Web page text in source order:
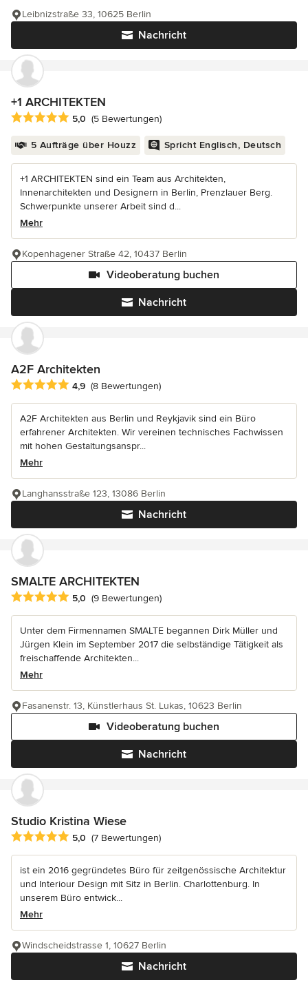
Nachricht
Leibnizstraße 33, 10625 Berlin
+1 ARCHITEKTEN
Durchschnittliche Bewertung: 5 von 5 Sternen
5,0 (5 Bewertungen)
5 Aufträge über Houzz Spricht Englisch, Deutsch
+1 ARCHITEKTEN sind ein Team aus Architekten,
Innenarchitekten und Designern in Berlin, Prenzlauer Berg.
Schwerpunkte unserer Arbeit sind d...
Mehr
Nachricht
Videoberatung buchen
Kopenhagener Straße 42, 10437 Berlin
A2F Architekten
Durchschnittliche Bewertung: 4.9 von 5 Sternen
4,9 (8 Bewertungen)
A2F Architekten aus Berlin und Reykjavik sind ein Büro
erfahrener Architekten. Wir vereinen technisches Fachwissen
mit hohen Gestaltungsanspr...
Mehr
Nachricht
Langhansstraße 123, 13086 Berlin
SMALTE ARCHITEKTEN
Durchschnittliche Bewertung: 5 von 5 Sternen
5,0 (9 Bewertungen)
Unter dem Firmennamen SMALTE begannen Dirk Müller und
Jürgen Klein im September 2017 die selbständige Tätigkeit als
freischaffende Architekten...
Mehr
Nachricht
Videoberatung buchen
Fasanenstr. 13, Künstlerhaus St. Lukas, 10623 Berlin
Studio Kristina Wiese
Durchschnittliche Bewertung: 5 von 5 Sternen
5,0 (7 Bewertungen)
ist ein 2016 gegründetes Büro für zeitgenössische Architektur
und Interiour Design mit Sitz in Berlin. Charlottenburg. In
unserem Büro entwick...
Mehr
Nachricht
Windscheidstrasse 1, 10627 Berlin